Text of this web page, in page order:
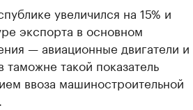
увеличился на 15% и
экспорта в основном
— авиационные двигатели и
такой показатель
ввоза машиностроительной